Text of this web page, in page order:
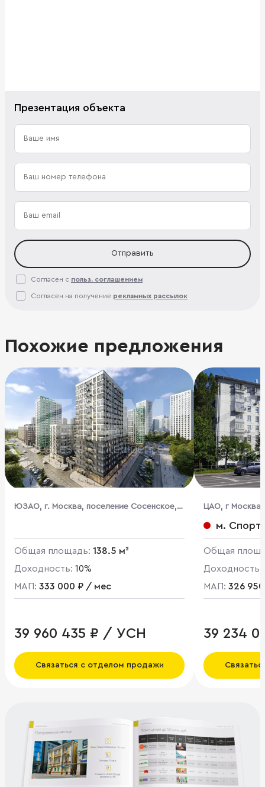
Презентация объекта
Отправить
Согласен с польз. соглашением
Согласен на получение рекламных рассылок
Похожие предложения
ЮЗАО, г. Москва, поселение Сосенское,
Общая площадь: 138.5 м²
Доходность: 10%
МАП: 333 000 ₽ / мес
39 960 435 ₽ / УСН
Связаться с отделом продажи
ЦАО, г Москва,
м.
Общая
Доходность:
МАП: 326
39 234